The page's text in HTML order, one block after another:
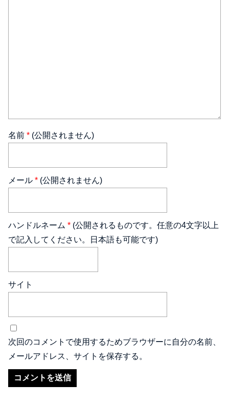
名前 * (公開されません)
メール * (公開されません)
ハンドルネーム * (公開されるものです。任意の4文字以上
で記入してください。日本語も可能です)
サイト
次回のコメントで使用するためブラウザーに自分の名前、
メールアドレス、サイトを保存する。